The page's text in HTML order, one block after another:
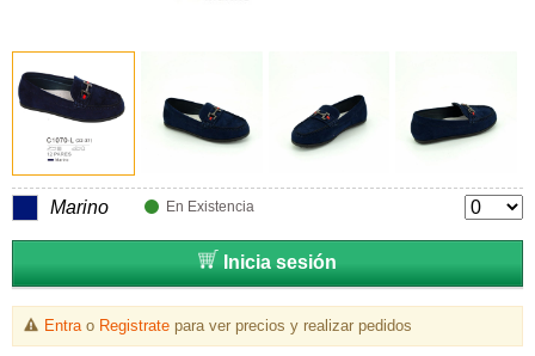
Marino En Existencia
Inicia sesión
Entrao Registratepara ver precios y realizar pedidos